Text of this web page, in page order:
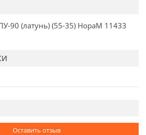
90 (латунь) (55-35) НораМ 11433
Оставить отзыв